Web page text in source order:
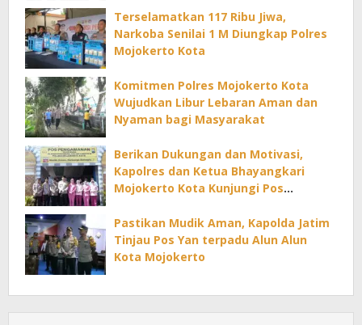
Terselamatkan 117 Ribu Jiwa,
Narkoba Senilai 1 M Diungkap Polres
Mojokerto Kota
Komitmen Polres Mojokerto Kota
Wujudkan Libur Lebaran Aman dan
Nyaman bagi Masyarakat
Berikan Dukungan dan Motivasi,
Kapolres dan Ketua Bhayangkari
Mojokerto Kota Kunjungi Pos
Pastikan Mudik Aman, Kapolda Jatim
Tinjau Pos Yan terpadu Alun Alun
Kota Mojokerto